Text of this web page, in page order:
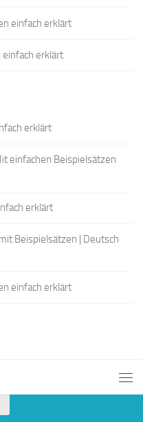
einfach erklärt
erklärt
erklärt
einfachen Beispielsätzen
erklärt
Beispielsätzen | Deutsch
einfach erklärt